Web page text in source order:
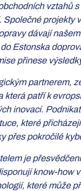
vztahů
projekty
dávají
Estonska
přinese
partnerem,
která patří k
inovací.
které
přes pokročilé
je
know-how
které může